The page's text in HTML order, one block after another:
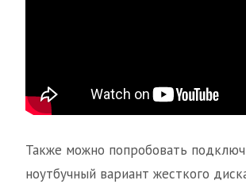
Также можно попробовать
ноутбучный вариант жесткого